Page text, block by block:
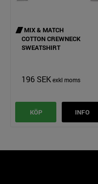
MIX & MATCH
COTTON CREWNECK
SWEATSHIRT
196 SEK
KÖP INFO